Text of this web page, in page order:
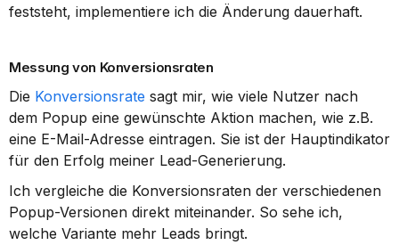
feststeht, implementiere ich die Änderung dauerhaft.
Messung von Konversionsraten
Die Konversionsrate sagt mir, wie viele Nutzer nach
dem Popup eine gewünschte Aktion machen, wie z.B.
eine E-Mail-Adresse eintragen. Sie ist der Hauptindikator
für den Erfolg meiner Lead-Generierung.
Ich vergleiche die Konversionsraten der verschiedenen
Popup-Versionen direkt miteinander. So sehe ich,
welche Variante mehr Leads bringt.